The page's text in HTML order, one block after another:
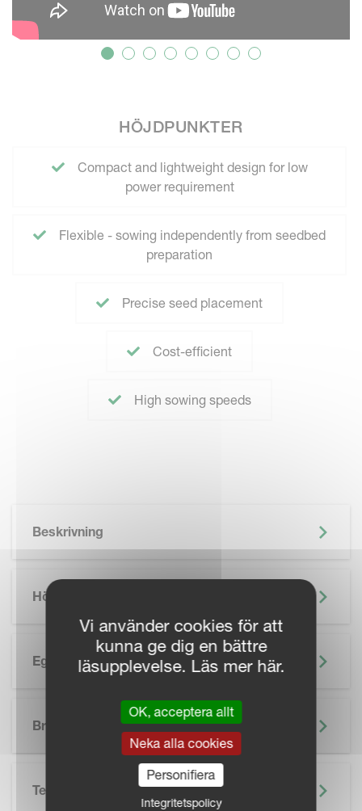
HÖJDPUNKTER
Compact and lightweight design for low
power requirement
Flexible - sowing independently from seedbed
preparation
Precise seed placement
Cost-efficient
High sowing speeds
Beskrivning
Höjdpunkter
Egenskaper
Broschyr
Teknisk Specifikation
Vi använder cookies för att
kunna ge dig en bättre
läsupplevelse. Läs mer här.
OK, acceptera allt
Neka alla cookies
Personifiera
Integritetspolicy